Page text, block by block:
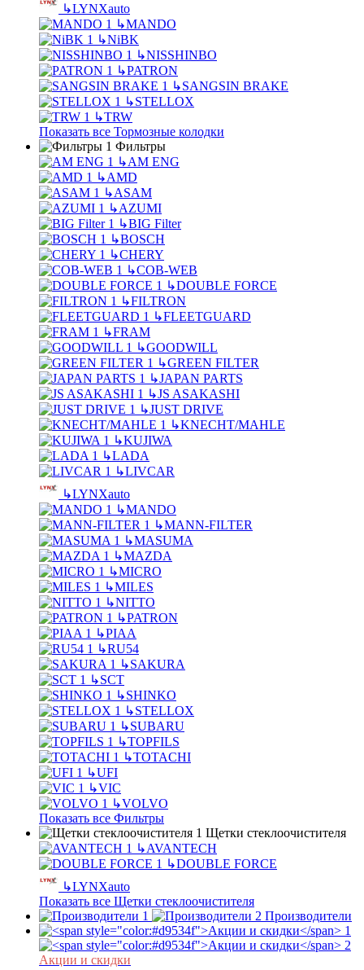
↳LYNXauto
↳MANDO
↳NiBK
↳NISSHINBO
↳PATRON
↳SANGSIN BRAKE
↳STELLOX
↳TRW
Показать все Тормозные колодки
Фильтры
↳AM ENG
↳AMD
↳ASAM
↳AZUMI
↳BIG Filter
↳BOSCH
↳CHERY
↳COB-WEB
↳DOUBLE FORCE
↳FILTRON
↳FLEETGUARD
↳FRAM
↳GOODWILL
↳GREEN FILTER
↳JAPAN PARTS
↳JS ASAKASHI
↳JUST DRIVE
↳KNECHT/MAHLE
↳KUJIWA
↳LADA
↳LIVCAR
↳LYNXauto
↳MANDO
↳MANN-FILTER
↳MASUMA
↳MAZDA
↳MICRO
↳MILES
↳NITTO
↳PATRON
↳PIAA
↳RU54
↳SAKURA
↳SCT
↳SHINKO
↳STELLOX
↳SUBARU
↳TOPFILS
↳TOTACHI
↳UFI
↳VIC
↳VOLVO
Показать все Фильтры
Щетки стеклоочистителя
↳AVANTECH
↳DOUBLE FORCE
↳LYNXauto
Показать все Щетки стеклоочистителя
Производители
Акции и скидки